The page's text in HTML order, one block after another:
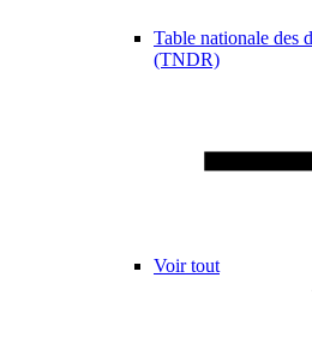
Table nationale des
(TNDR)
Voir tout